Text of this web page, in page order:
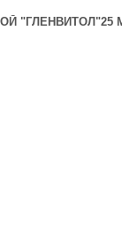
"ГЛЕНВИТОЛ"25